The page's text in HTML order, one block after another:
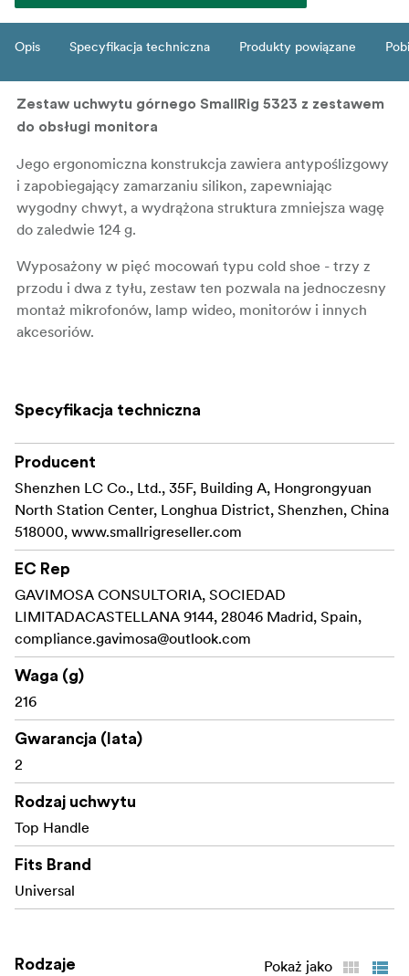
Opis Specyfikacja techniczna Produkty powiązane
Zestaw uchwytu górnego SmallRig 5323 z zestawem
do obsługi monitora
Jego ergonomiczna konstrukcja zawiera antypoślizgowy
i zapobiegający zamarzaniu silikon, zapewniając
wygodny chwyt, a wydrążona struktura zmniejsza wagę
do zaledwie 124 g.
Wyposażony w pięć mocowań typu cold shoe - trzy z
przodu i dwa z tyłu, zestaw ten pozwala na jednoczesny
montaż mikrofonów, lamp wideo, monitorów i innych
akcesoriów.
2348, podczas gdy otwory gwintowane 1/4"-20
monitorów i zdalnego sterowania
Dołączony klucz imbusowy ułatwia montaż i demontaż
poprzez dokręcenie śruby blokującej, dzięki czemu
konfiguracja jest dziecinnie prosta.
Opakowanie zawiera:
Uchwyt do monitora
Uchwyt górny
klucz imbusowy
Specyfikacja techniczna
Producent
Shenzhen LC Co., Ltd., 35F, Building A, Hongrongyuan
North Station Center, Longhua District, Shenzhen, China
518000, www.smallrigreseller.com
EC Rep
GAVIMOSA CONSULTORIA, SOCIEDAD
LIMITADACASTELLANA 9144, 28046 Madrid, Spain,
compliance.gavimosa@outlook.com
Waga (g)
216
Gwarancja (lata)
2
Rodzaj uchwytu
Top Handle
Fits Brand
Universal
Rodzaje Pokaż jako